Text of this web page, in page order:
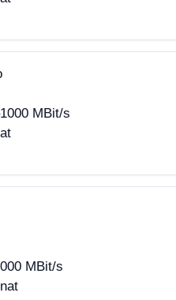
MBit/s
MBit/s